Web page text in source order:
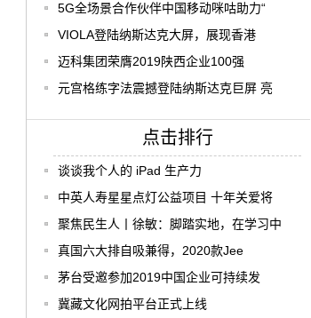
5G全场景合作伙伴中国移动咪咕助力“
VIOLA登陆纳斯达克大屏，展现香港
迈科集团荣膺2019陕西企业100强
元宫格练字法震撼登陆纳斯达克巨屏 亮
点击排行
谈谈我个人的 iPad 生产力
中英人寿星星点灯公益项目 十年关爱将
聚焦民生人丨徐敏：脚踏实地，在学习中
真国六大排自吸兼得，2020款Jee
茅台受邀参加2019中国企业可持续发
冀藏文化网拍平台正式上线